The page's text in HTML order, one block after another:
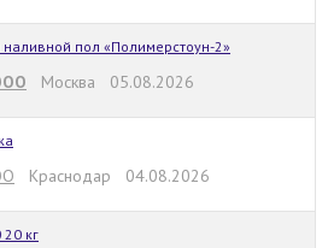
пол «Полимерстоун-2»
Москва 05.08.2026
Краснодар 04.08.2026
20 кг